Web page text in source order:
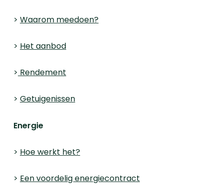
> Waarom meedoen?
> Het aanbod
> Rendement
> Getuigenissen
Energie
> Hoe werkt het?
> Een voordelig energiecontract